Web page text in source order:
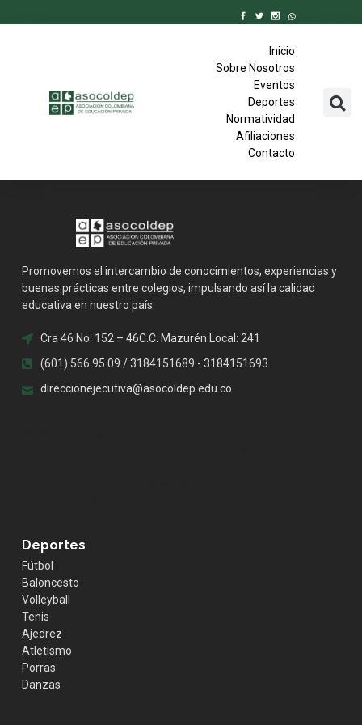
Inicio
Sobre Nosotros
Eventos
Deportes
Normatividad
Afiliaciones
Contacto
Promovemos el intercambio de conocimientos, experiencias y
buenas prácticas entre colegios, impulsando así la calidad
educativa en nuestro país.
Cra 46 No. 152 – 46C.C. Mazurén Local: 241
(601) 566 95 09 / 3184151689 - 3184151693
direccionejecutiva@asocoldep.edu.co
Deportes
Fútbol
Baloncesto
Volleyball
Tenis
Ajedrez
Atletismo
Porras
Danzas